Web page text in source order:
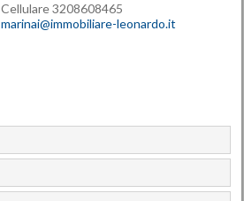
Cellulare 3208608465
marinai@immobiliare-leonardo.it